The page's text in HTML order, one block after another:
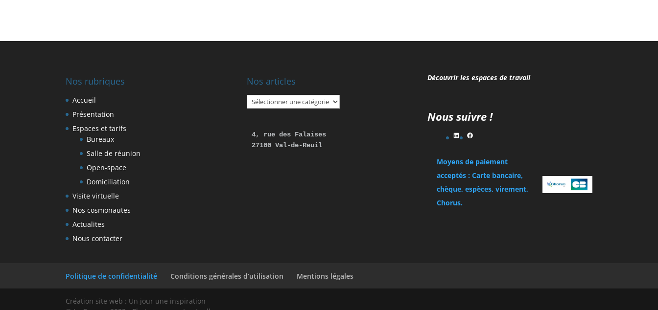
Nos rubriques
Accueil
Présentation
Espaces et tarifs
Bureaux
Salle de réunion
Open-space
Domiciliation
Visite virtuelle
Nos cosmonautes
Actualites
Nous contacter
Nos articles
Nos
articles
4, rue des Falaises
27100 Val-de-Reuil
Découvrir les espaces de travail
Nous suivre !
LinkedIn Facebook
Moyens de paiement
acceptés : Carte bancaire,
chèque, espèces, virement,
Chorus.
Politique de confidentialité Conditions générales d’utilisation Mentions légales
Création site web : Un jour une inspiration